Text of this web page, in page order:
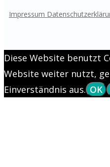
Impressum
Diese Website benutzt
Website weiter nutzt,
Einverständnis aus. OK